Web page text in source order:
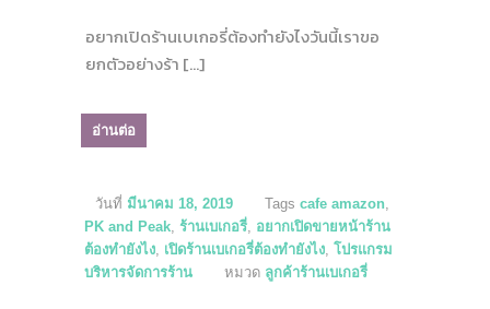
อยากเปิดร้านเบเกอรี่ต้องทำยังไงวันนี้เราขอ
ยกตัวอย่างร้า […]
อ่านต่อ
วันที่ มีนาคม 18, 2019 Tags cafe amazon,
PK and Peak, ร้านเบเกอรี่, อยากเปิดขายหน้าร้าน
ต้องทำยังไง, เปิดร้านเบเกอรี่ต้องทำยังไง, โปรแกรม
บริหารจัดการร้าน
หมวด ลูกค้าร้านเบเกอรี่